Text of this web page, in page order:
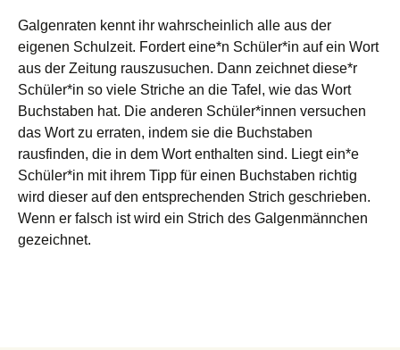
Galgenraten kennt ihr wahrscheinlich alle aus der
eigenen Schulzeit. Fordert eine*n Schüler*in auf ein Wort
aus der Zeitung rauszusuchen. Dann zeichnet diese*r
Schüler*in so viele Striche an die Tafel, wie das Wort
Buchstaben hat. Die anderen Schüler*innen versuchen
das Wort zu erraten, indem sie die Buchstaben
rausfinden, die in dem Wort enthalten sind. Liegt ein*e
Schüler*in mit ihrem Tipp für einen Buchstaben richtig
wird dieser auf den entsprechenden Strich geschrieben.
Wenn er falsch ist wird ein Strich des Galgenmännchen
gezeichnet.